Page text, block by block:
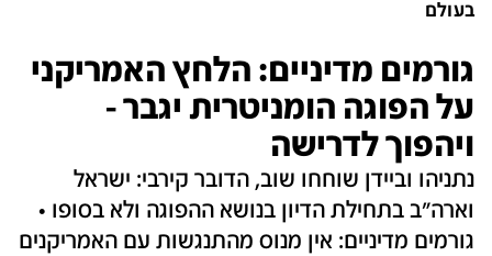
בעולם
גורמים מדיניים: הלחץ האמריקני
על הפוגה הומניטרית יגבר -
ויהפוך לדרישה
נתניהו וביידן שוחחו שוב, הדובר קירבי: ישראל
וארה"ב בתחילת הדיון בנושא ההפוגה ולא בסופו •
גורמים מדיניים: אין מנוס מהתנגשות עם האמריקנים